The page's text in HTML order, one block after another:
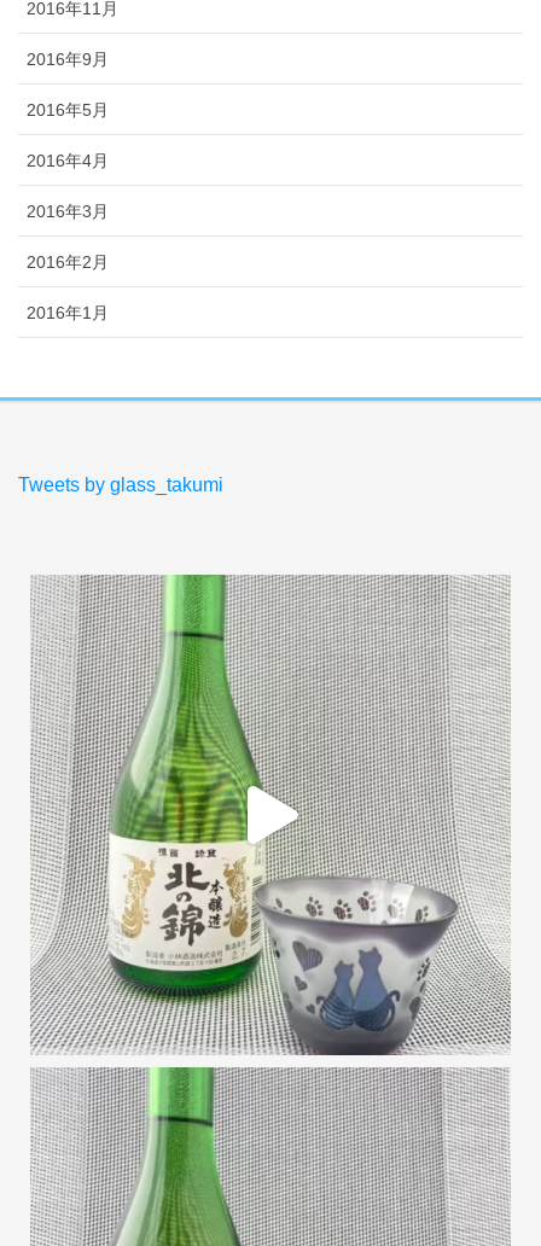
2016年11月
2016年9月
2016年5月
2016年4月
2016年3月
2016年2月
2016年1月
Tweets by glass_takumi